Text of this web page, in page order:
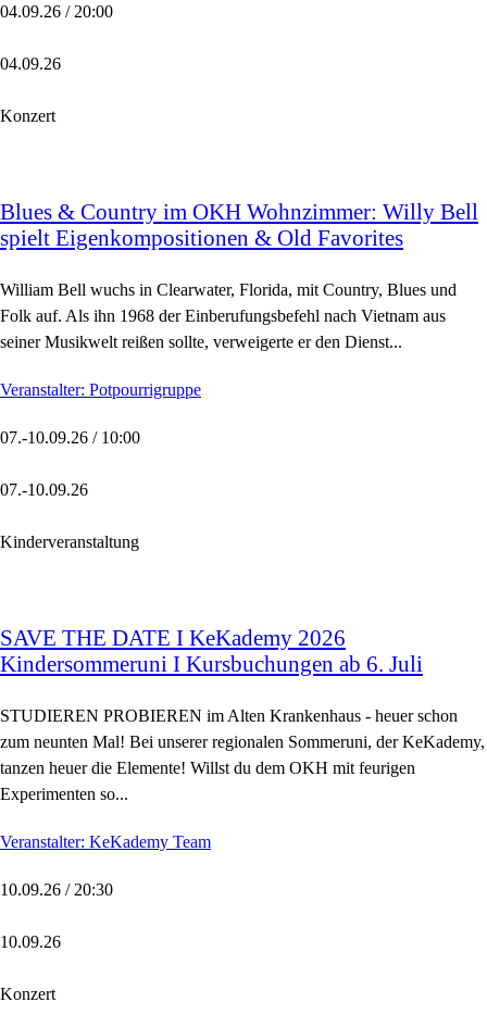
04.09.26 / 20:00
04.09.26
Konzert
Blues & Country im OKH Wohnzimmer: Willy Bell
spielt Eigenkompositionen & Old Favorites
William Bell wuchs in Clearwater, Florida, mit Country, Blues und
Folk auf. Als ihn 1968 der Einberufungsbefehl nach Vietnam aus
seiner Musikwelt reißen sollte, verweigerte er den Dienst...
Veranstalter: Potpourrigruppe
07.-10.09.26 / 10:00
07.-10.09.26
Kinderveranstaltung
SAVE THE DATE I KeKademy 2026
Kindersommeruni I Kursbuchungen ab 6. Juli
STUDIEREN PROBIEREN im Alten Krankenhaus - heuer schon
zum neunten Mal! Bei unserer regionalen Sommeruni, der KeKademy,
tanzen heuer die Elemente! Willst du dem OKH mit feurigen
Experimenten so...
Veranstalter: KeKademy Team
10.09.26 / 20:30
10.09.26
Konzert